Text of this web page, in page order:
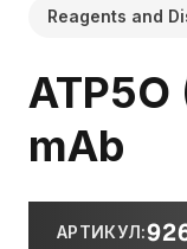
Reagents and
ATP5O
mAb
АРТИКУЛ: